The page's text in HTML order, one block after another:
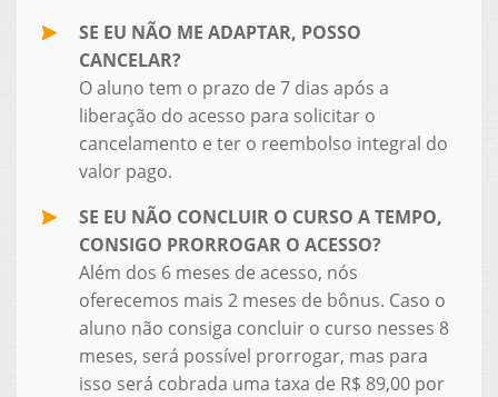
SE EU NÃO ME ADAPTAR, POSSO
CANCELAR?
O aluno tem o prazo de 7 dias após a
liberação do acesso para solicitar o
cancelamento e ter o reembolso integral do
valor pago.
SE EU NÃO CONCLUIR O CURSO A TEMPO,
CONSIGO PRORROGAR O ACESSO?
Além dos 6 meses de acesso, nós
oferecemos mais 2 meses de bônus. Caso o
aluno não consiga concluir o curso nesses 8
meses, será possível prorrogar, mas para
isso será cobrada uma taxa de R$ 89,00 por